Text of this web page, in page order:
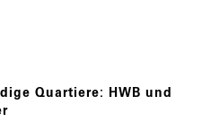
Quartiere: HWB und